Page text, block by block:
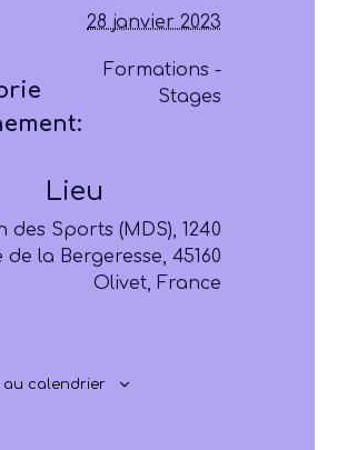
28 janvier 2023
Formations -
Stages
Lieu
des Sports (MDS), 1240
de la Bergeresse, 45160
Olivet, France
au calendrier